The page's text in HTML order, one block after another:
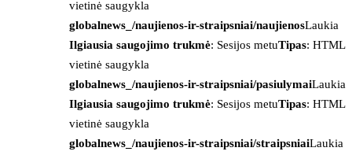
vietinė saugykla
globalnews_/naujienos-ir-straipsniai/naujienosLaukia
Ilgiausia saugojimo trukmė: Sesijos metuTipas: HTML
vietinė saugykla
globalnews_/naujienos-ir-straipsniai/pasiulymaiLaukia
Ilgiausia saugojimo trukmė: Sesijos metuTipas: HTML
vietinė saugykla
globalnews_/naujienos-ir-straipsniai/straipsniaiLaukia